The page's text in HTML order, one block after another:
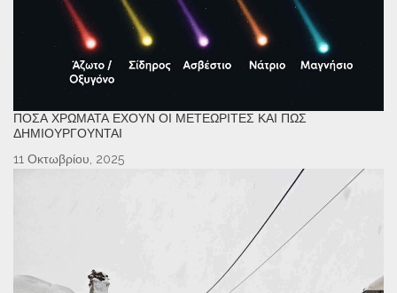
ΠΌΣΑ ΧΡΏΜΑΤΑ ΈΧΟΥΝ ΟΙ ΜΕΤΕΩΡΊΤΕΣ ΚΑΙ ΠΏΣ
ΔΗΜΙΟΥΡΓΟΎΝΤΑΙ
11 Οκτωβρίου, 2025